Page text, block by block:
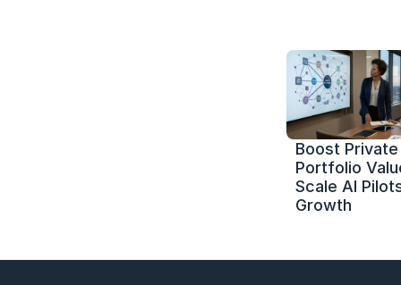
Boost
Portfolio
Scale AI
Growth